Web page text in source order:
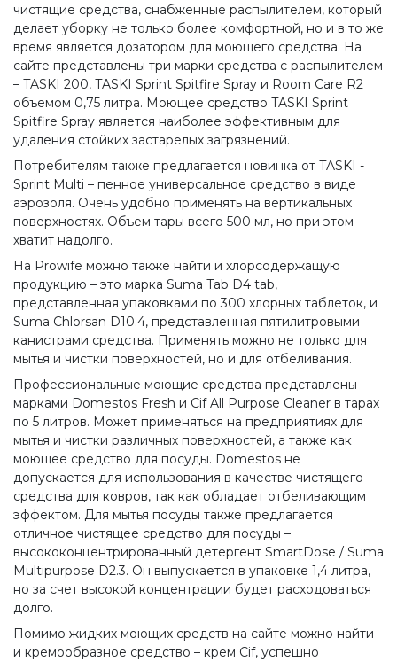
чистящие средства, снабженные распылителем, который
делает уборку не только более комфортной, но и в то же
время является дозатором для моющего средства. На
сайте представлены три марки средства с распылителем
– TASKI 200, TASKI Sprint Spitfire Spray и Room Care R2
объемом 0,75 литра. Моющее средство TASKI Sprint
Spitfire Spray является наиболее эффективным для
удаления стойких застарелых загрязнений.
Потребителям также предлагается новинка от TASKI -
Sprint Multi – пенное универсальное средство в виде
аэрозоля. Очень удобно применять на вертикальных
поверхностях. Объем тары всего 500 мл, но при этом
хватит надолго.
На Prowife можно также найти и хлорсодержащую
продукцию – это марка Suma Tab D4 tab,
представленная упаковками по 300 хлорных таблеток, и
Suma Chlorsan D10.4, представленная пятилитровыми
канистрами средства. Применять можно не только для
мытья и чистки поверхностей, но и для отбеливания.
Профессиональные моющие средства представлены
марками Domestos Fresh и Cif All Purpose Cleaner в тарах
по 5 литров. Может применяться на предприятиях для
мытья и чистки различных поверхностей, а также как
моющее средство для посуды. Domestos не
допускается для использования в качестве чистящего
средства для ковров, так как обладает отбеливающим
эффектом. Для мытья посуды также предлагается
отличное чистящее средство для посуды –
высококонцентрированный детергент SmartDose / Suma
Multipurpose D2.3. Он выпускается в упаковке 1,4 литра,
но за счет высокой концентрации будет расходоваться
долго.
Помимо жидких моющих средств на сайте можно найти
и кремообразное средство – крем Cif, успешно